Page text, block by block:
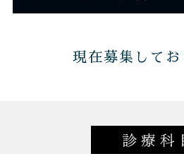
現在募集してお